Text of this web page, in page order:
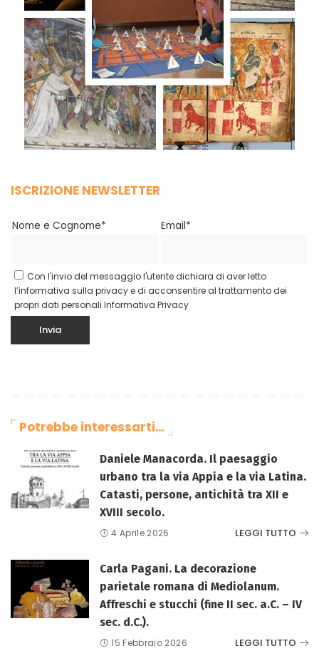
ISCRIZIONE NEWSLETTER
Nome e Cognome* Email*
Con l'invio del messaggio l'utente dichiara di aver letto
l’informativa sulla privacy e di acconsentire al trattamento dei
propri dati personali.Informativa Privacy
Potrebbe interessarti…
Daniele Manacorda. Il paesaggio
urbano tra la via Appia e la via Latina.
Catasti, persone, antichità tra XII e
XVIII secolo.
4 Aprile 2026 LEGGI TUTTO
Carla Pagani. La decorazione
parietale romana di Mediolanum.
Affreschi e stucchi (fine II sec. a.C. – IV
sec. d.C.).
15 Febbraio 2026 LEGGI TUTTO